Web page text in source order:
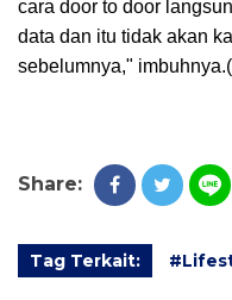
cara door to door
data dan itu tidak akan
sebelumnya,"
Share:
Tag Terkait: